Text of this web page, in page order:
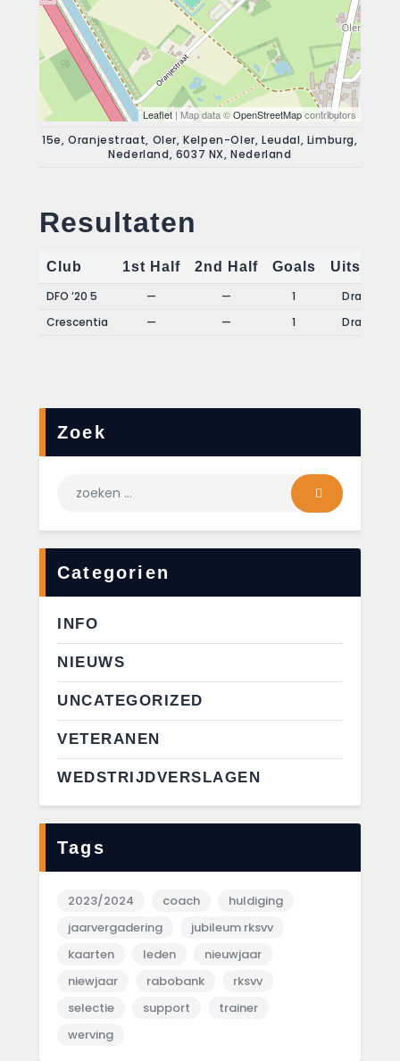
Leaflet | Map data ©OpenStreetMapcontributors
15e, Oranjestraat, Oler, Kelpen-Oler, Leudal, Limburg,
Nederland, 6037 NX, Nederland
Resultaten
Club 1st Half 2nd Half Goals
Uitslag
DFO ’20 5
— — 1
Draw
Crescentia
— — 1 Draw
Zoek
Categorien
INFO
NIEUWS
UNCATEGORIZED
VETERANEN
WEDSTRIJDVERSLAGEN
Tags
2023/2024 coach
huldiging
jaarvergadering
jubileum rksvv
kaarten
leden
nieuwjaar
niewjaar
rabobank
rksvv
selectie
support
trainer
werving